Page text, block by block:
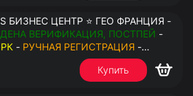
БИЗНЕС ЦЕНТР ⭐ ГЕО ФРАНЦИЯ -
ВЕРИФИКАЦИЯ, ПОСТПЕЙ -
- РУЧНАЯ РЕГИСТРАЦИЯ -
- КУКИ - ВАТ ЗАПОЛНЕН -
Купить